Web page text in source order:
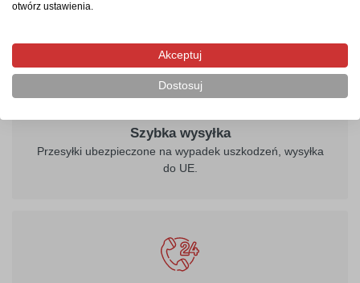
Szybka wysyłka
Przesyłki ubezpieczone na wypadek uszkodzeń, wysyłka
do UE.
otwórz ustawienia.
Akceptuj
Dostosuj